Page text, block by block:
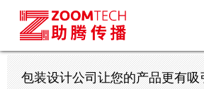
包装设计公司让您的产品更有吸